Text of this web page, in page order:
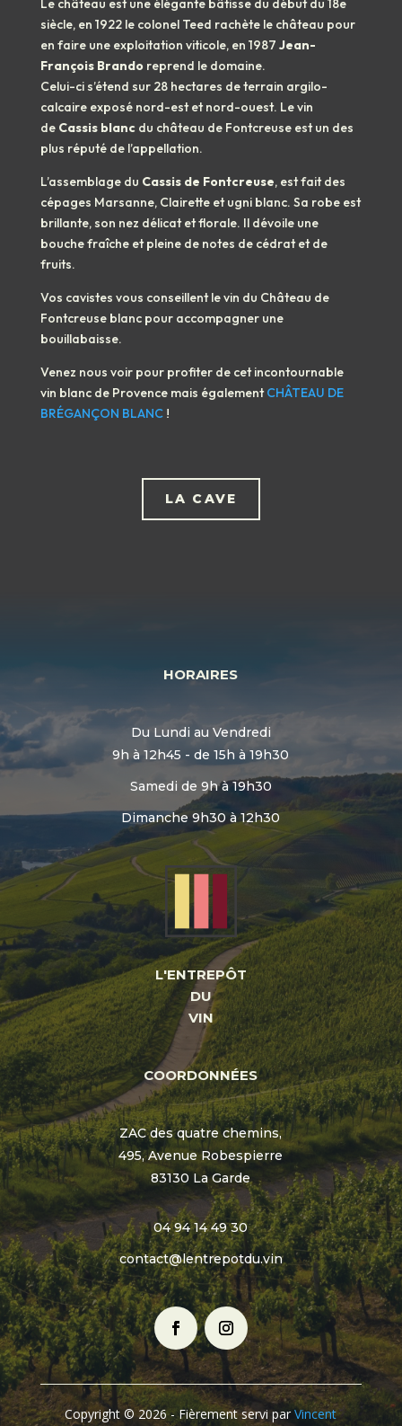
Le château est une élégante bâtisse du début du 18e
siècle, en 1922 le colonel Teed rachète le château pour
en faire une exploitation viticole, en 1987 Jean-
François Brandoreprend le domaine.
Celui-ci s’étend sur 28 hectares de terrain argilo-
calcaire exposé nord-est et nord-ouest. Le vin
de Cassis blancdu château de Fontcreuse est un des
plus réputé de l’appellation.
L’assemblage du Cassis de Fontcreuse, est fait des
cépages Marsanne, Clairette et ugni blanc. Sa robe est
brillante, son nez délicat et florale. Il dévoile une
bouche fraîche et pleine de notes de cédrat et de
fruits.
Vos cavistes vous conseillent le vin du Château de
Fontcreuse blanc pour accompagner une
bouillabaisse.
Venez nous voir pour profiter de cet incontournable
vin blanc de Provence mais égalementCHÂTEAU DE
BRÉGANÇON BLANC !
LA CAVE
HORAIRES
Du Lundi au Vendredi
9h à 12h45 - de 15h à 19h30
Samedi de 9h à 19h30
Dimanche 9h30 à 12h30
L'ENTREPÔT
DU
VIN
COORDONNÉES
ZAC des quatre chemins,
495, Avenue Robespierre
83130 La Garde
04 94 14 49 30
contact@lentrepotdu.vin
Copyright © 2026 - Fièrement servi parVincent